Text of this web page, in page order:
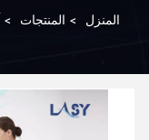
المنزل > المنتجات >